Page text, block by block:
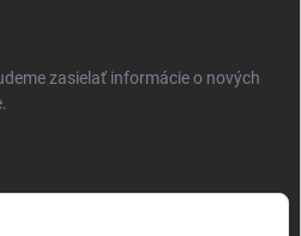
zasielať informácie o nových